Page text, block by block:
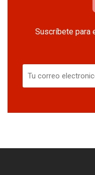
Suscríbete para